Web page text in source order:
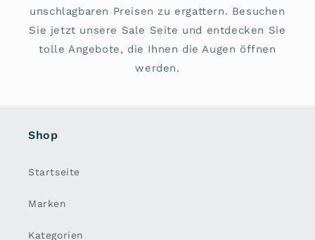
unschlagbaren Preisen zu ergattern. Besuchen
Sie jetzt unsere Sale Seite und entdecken Sie
tolle Angebote, die Ihnen die Augen öffnen
werden.
Shop
Startseite
Marken
Kategorien